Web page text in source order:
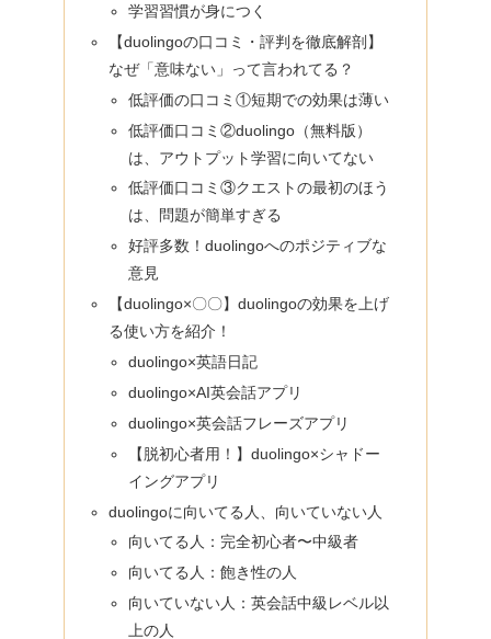
学習習慣が身につく
【duolingoの口コミ・評判を徹底解剖】
なぜ「意味ない」って言われてる？
低評価の口コミ①短期での効果は薄い
低評価口コミ②duolingo（無料版）
は、アウトプット学習に向いてない
低評価口コミ③クエストの最初のほう
は、問題が簡単すぎる
好評多数！duolingoへのポジティブな
意見
【duolingo×〇〇】duolingoの効果を上げ
る使い方を紹介！
duolingo×英語日記
duolingo×AI英会話アプリ
duolingo×英会話フレーズアプリ
【脱初心者用！】duolingo×シャドー
イングアプリ
duolingoに向いてる人、向いていない人
向いてる人：完全初心者〜中級者
向いてる人：飽き性の人
向いていない人：英会話中級レベル以
上の人